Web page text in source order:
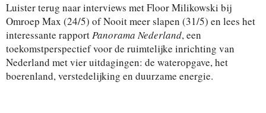
Luister terug naar interviews met Floor Milikowski bij
Omroep Max (24/5) of Nooit meer slapen (31/5) en lees het
interessante rapportPanorama Nederland, een
toekomstperspectief voor de ruimtelijke inrichting van
Nederland met vier uitdagingen: de wateropgave, het
boerenland, verstedelijking en duurzame energie.